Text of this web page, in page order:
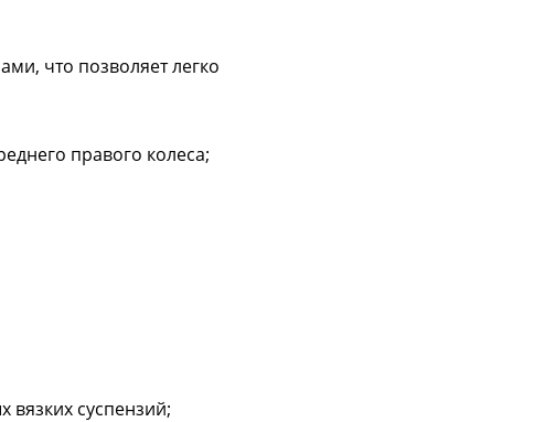
что позволяет легко
правого колеса;
вязких суспензий;